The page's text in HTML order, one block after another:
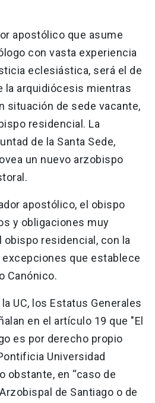
apostólico que asume
con vasta experiencia
eclesiástica, será el de
la arquidiócesis mientras
situación de sede vacante,
residencial. La
de la Santa Sede,
un nuevo arzobispo
apostólico, el obispo
y obligaciones muy
residencial, con la
excepciones que establece
Canónico.
UC, los Estatus Generales
en el artículo 19 que "El
es por derecho propio
Universidad
obstante, en “caso de
de Santiago o de